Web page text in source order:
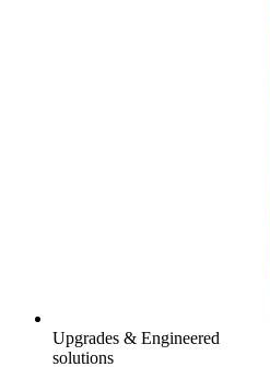
Upgrades & Engineered
solutions